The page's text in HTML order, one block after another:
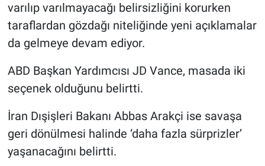
varılıp varılmayacağı belirsizliğini korurken
taraflardan gözdağı niteliğinde yeni açıklamalar
da gelmeye devam ediyor.
ABD Başkan Yardımcısı JD Vance, masada iki
seçenek olduğunu belirtti.
İran Dışişleri Bakanı Abbas Arakçi ise savaşa
geri dönülmesi halinde ‘daha fazla sürprizler’
yaşanacağını belirtti.